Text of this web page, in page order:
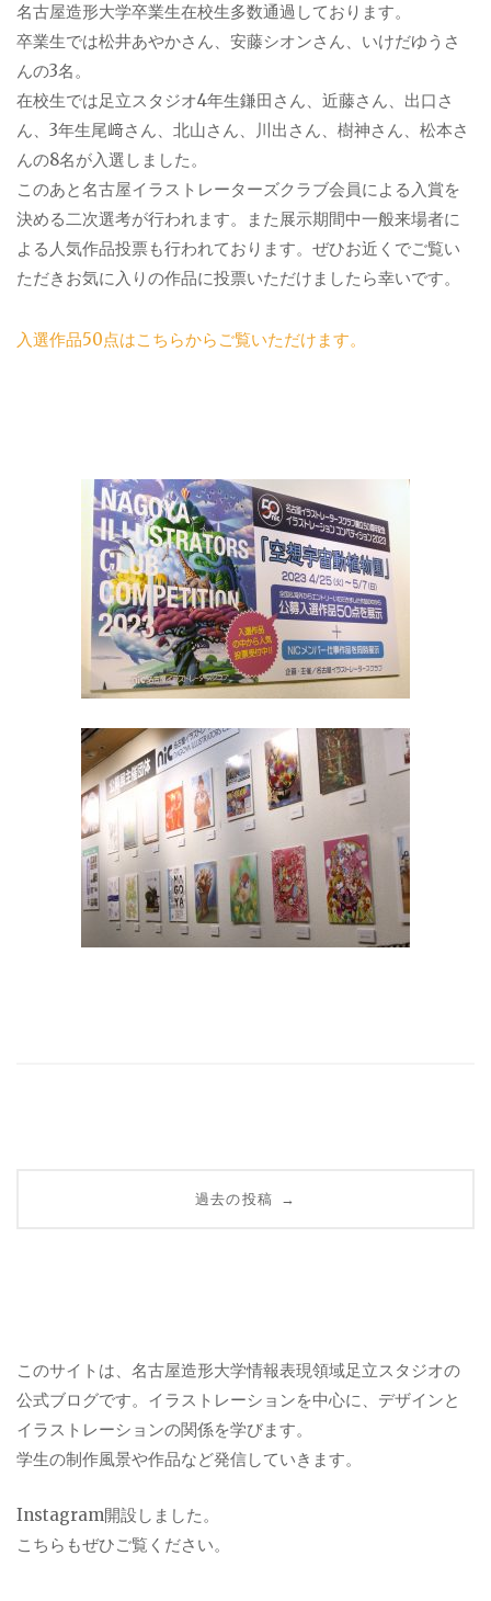
名古屋造形大学卒業生在校生多数通過しております。
卒業生では松井あやかさん、安藤シオンさん、いけだゆうさ
んの3名。
在校生では足立スタジオ4年生鎌田さん、近藤さん、出口さ
ん、3年生尾﨑さん、北山さん、川出さん、樹神さん、松本さ
んの8名が入選しました。
このあと名古屋イラストレーターズクラブ会員による入賞を
決める二次選考が行われます。また展示期間中一般来場者に
よる人気作品投票も行われております。ぜひお近くでご覧い
ただきお気に入りの作品に投票いただけましたら幸いです。
入選作品50点はこちらからご覧いただけます。
ゲ
ー
ョ
過去の投稿 →
このサイトは、名古屋造形大学情報表現領域足立スタジオの
公式ブログです。イラストレーションを中心に、デザインと
イラストレーションの関係を学びます。
学生の制作風景や作品など発信していきます。
Instagram開設しました。
こちらもぜひご覧ください。